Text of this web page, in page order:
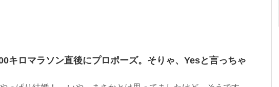
キロマラソン直後にプロポーズ。そりゃ、Yesと言っちゃ